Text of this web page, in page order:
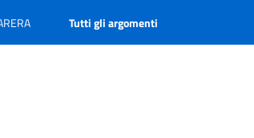
Tutti gli argomenti